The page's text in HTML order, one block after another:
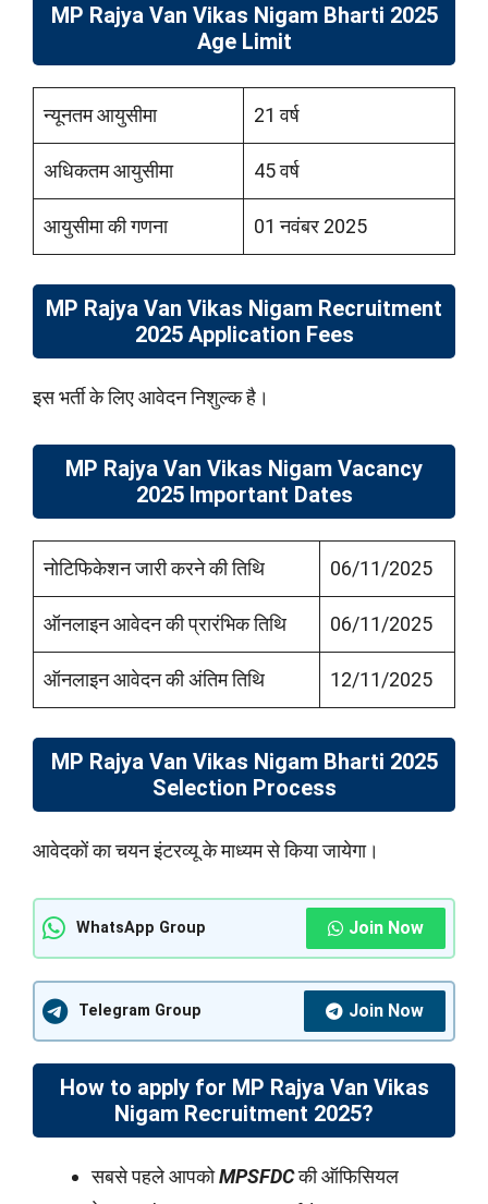
MP Rajya Van Vikas Nigam Bharti 2025
Age Limit
न्यूनतम आयुसीमा 21 वर्ष
अधिकतम आयुसीमा 45 वर्ष
आयुसीमा की गणना 01 नवंबर 2025
MP Rajya Van Vikas Nigam Recruitment
2025 Application Fees
इस भर्ती के लिए आवेदन निशुल्क है।
MP Rajya Van Vikas Nigam Vacancy
2025 Important Dates
नोटिफिकेशन जारी करने की तिथि 06/11/2025
ऑनलाइन आवेदन की प्रारंभिक तिथि 06/11/2025
ऑनलाइन आवेदन की अंतिम तिथि 12/11/2025
MP Rajya Van Vikas Nigam Bharti 2025
Selection Process
आवेदकों का चयन इंटरव्यू के माध्यम से किया जायेगा।
WhatsApp Group Join Now
Telegram Group Join Now
How to apply for MP Rajya Van Vikas
Nigam Recruitment 2025?
सबसे पहले आपकोMPSFDCकी ऑफिसियल